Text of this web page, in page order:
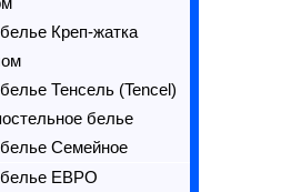
Креп-жатка
Тенсель (Tencel)
белье
Семейное
белье ЕВРО